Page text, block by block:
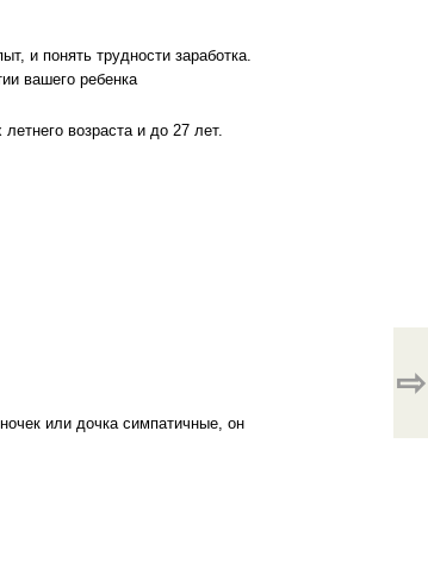
и понять трудности заработка.
вашего ребенка
возраста и до 27 лет.
или дочка симпатичные, он
⇨